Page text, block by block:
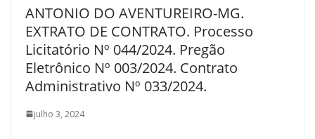
ANTONIO DO AVENTUREIRO-MG.
EXTRATO DE CONTRATO. Processo
Licitatório Nº 044/2024. Pregão
Eletrônico Nº 003/2024. Contrato
Administrativo Nº 033/2024.
julho 3, 2024